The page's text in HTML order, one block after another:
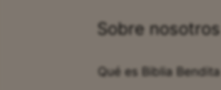
Sobre nosotros
Qué es Biblia Bendita